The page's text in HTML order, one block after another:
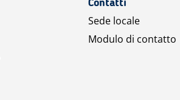
Contatti
Sede locale
Modulo di contatto